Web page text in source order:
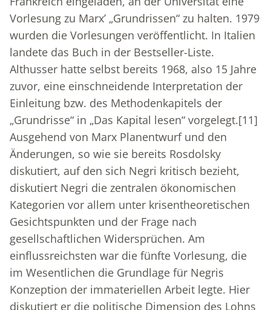
Vorlesung zu Marx’ „Grundrissen“ zu halten. 1979
wurden die Vorlesungen veröffentlicht. In Italien
landete das Buch in der Bestseller-Liste.
Althusser hatte selbst bereits 1968, also 15 Jahre
zuvor, eine einschneidende Interpretation der
Einleitung bzw. des Methodenkapitels der
„Grundrisse“ in „Das Kapital lesen“ vorgelegt.[11]
Ausgehend von Marx Planentwurf und den
Änderungen, so wie sie bereits Rosdolsky
diskutiert, auf den sich Negri kritisch bezieht,
diskutiert Negri die zentralen ökonomischen
Kategorien vor allem unter krisentheoretischen
Gesichtspunkten und der Frage nach
gesellschaftlichen Widersprüchen. Am
einflussreichsten war die fünfte Vorlesung, die
im Wesentlichen die Grundlage für Negris
Konzeption der immateriellen Arbeit legte. Hier
diskutiert er die politische Dimension des Lohns